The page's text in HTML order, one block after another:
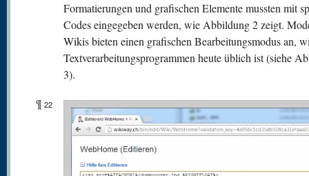
Formatierungen und grafischen Elemente mussten mit
Codes eingegeben werden, wie Abbildung 2 zeigt.
Wikis bieten einen grafischen Bearbeitungsmodus an,
Textverarbeitungsprogrammen heute üblich ist (siehe
3).
¶ 22